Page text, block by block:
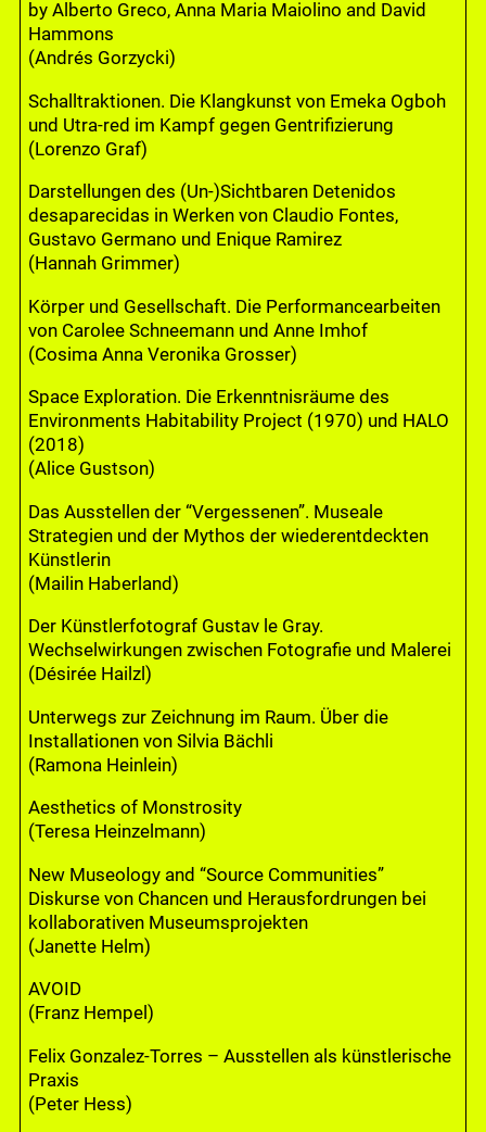
by Alberto Greco, Anna Maria Maiolino and David
Hammons
(Andrés Gorzycki)
Schalltraktionen. Die Klangkunst von Emeka Ogboh
und Utra-red im Kampf gegen Gentrifizierung
(Lorenzo Graf)
Darstellungen des (Un-)Sichtbaren Detenidos
desaparecidas in Werken von Claudio Fontes,
Gustavo Germano und Enique Ramirez
(Hannah Grimmer)
Körper und Gesellschaft. Die Performancearbeiten
von Carolee Schneemann und Anne Imhof
(Cosima Anna Veronika Grosser)
Space Exploration. Die Erkenntnisräume des
Environments Habitability Project (1970) und HALO
(2018)
(Alice Gustson)
Das Ausstellen der “Vergessenen”. Museale
Strategien und der Mythos der wiederentdeckten
Künstlerin
(Mailin Haberland)
Der Künstlerfotograf Gustav le Gray.
Wechselwirkungen zwischen Fotografie und Malerei
(Désirée Hailzl)
Unterwegs zur Zeichnung im Raum. Über die
Installationen von Silvia Bächli
(Ramona Heinlein)
Aesthetics of Monstrosity
(Teresa Heinzelmann)
New Museology and “Source Communities”
Diskurse von Chancen und Herausfordrungen bei
kollaborativen Museumsprojekten
(Janette Helm)
AVOID
(Franz Hempel)
Felix Gonzalez-Torres – Ausstellen als künstlerische
Praxis
(Peter Hess)